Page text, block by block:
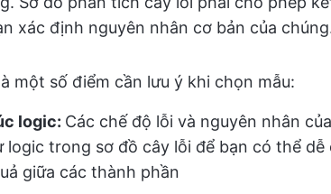
xác định nguyên nhân cơ bản của
một số điểm cần lưu ý khi chọn mẫu:
logic: Các chế độ lỗi và nguyên nhân
logic trong sơ đồ cây lỗi để bạn có thể dễ
giữa các thành phần